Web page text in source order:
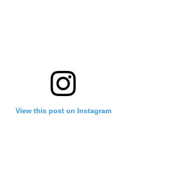
View this post on Instagram